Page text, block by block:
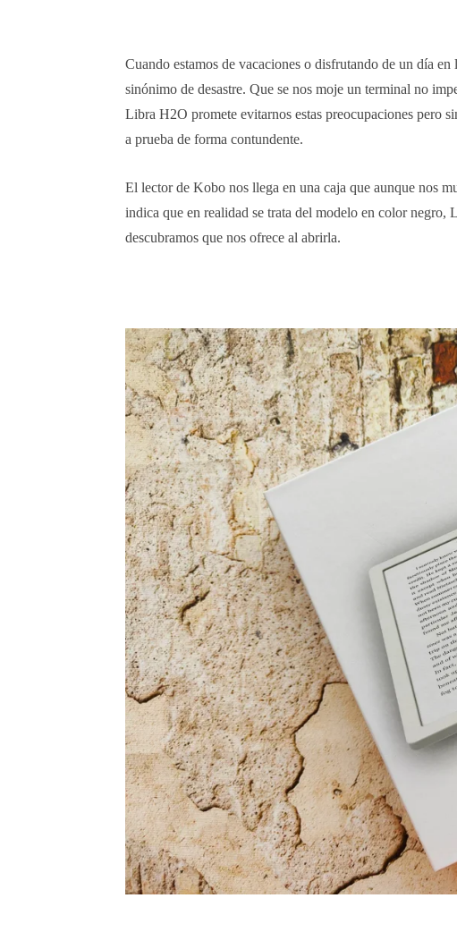
Cuando estamos de vacaciones o disfrutando de un día
sinónimo de desastre. Que se nos moje un terminal no
Libra H2O promete evitarnos estas preocupaciones pero
a prueba de forma contundente.
El lector de Kobo nos llega en una caja que aunque nos
indica que en realidad se trata del modelo en color negro,
descubramos que nos ofrece al abrirla.